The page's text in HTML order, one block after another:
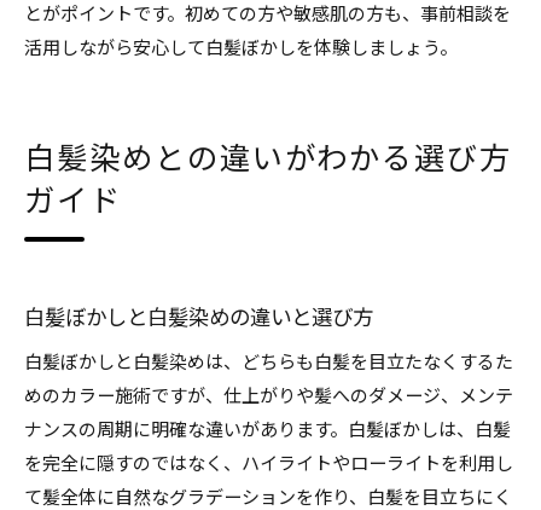
とがポイントです。初めての方や敏感肌の方も、事前相談を
活用しながら安心して白髪ぼかしを体験しましょう。
白髪染めとの違いがわかる選び方
ガイド
白髪ぼかしと白髪染めの違いと選び方
白髪ぼかしと白髪染めは、どちらも白髪を目立たなくするた
めのカラー施術ですが、仕上がりや髪へのダメージ、メンテ
ナンスの周期に明確な違いがあります。白髪ぼかしは、白髪
を完全に隠すのではなく、ハイライトやローライトを利用し
て髪全体に自然なグラデーションを作り、白髪を目立ちにく